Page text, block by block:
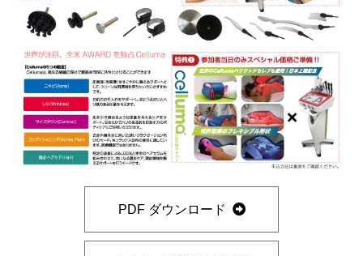
PDF ダウンロード